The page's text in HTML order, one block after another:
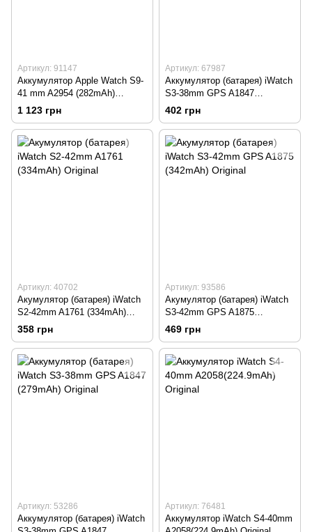
Артикул: 91147
Аккумулятор Apple Watch S9-
41 mm A2954 (282mAh)
Original
1 123 грн
Артикул: 67987
Аккумулятор (батарея) iWatch
S3-38mm GPS A1847
(262mAh) HC
402 грн
Артикул: 40702
Акумулятор (батарея) iWatch
S2-42mm A1761 (334mAh)
Original
358 грн
Артикул: 93586
Акумулятор (батарея) iWatch
S3-42mm GPS A1875
(342mAh) Original
469 грн
Артикул: 53286
Аккумулятор (батарея) iWatch
Артикул: 76481
Аккумулятор iWatch S4-40mm